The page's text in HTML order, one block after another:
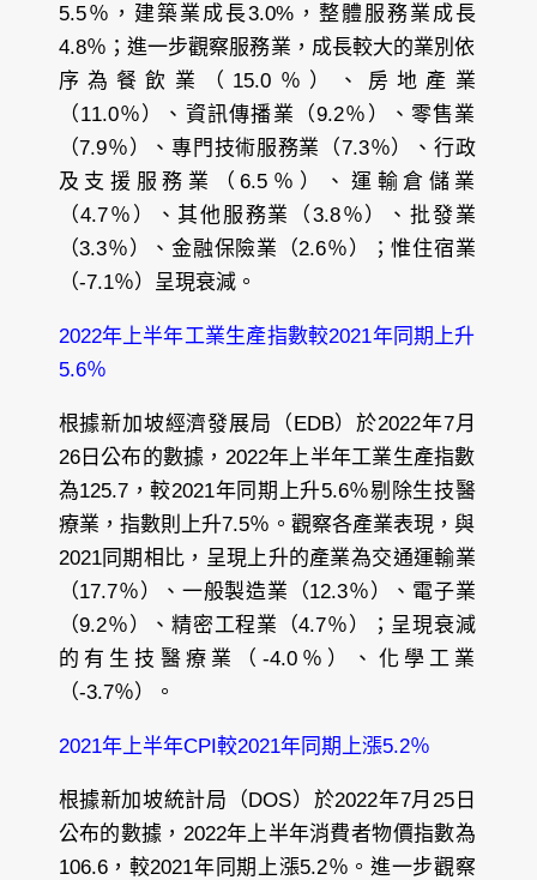
5.5％，建築業成長3.0%，整體服務業成長
4.8％；進一步觀察服務業，成長較大的業別依
序為餐飲業（15.0％）、房地產業
（11.0％）、資訊傳播業（9.2％）、零售業
（7.9％）、專門技術服務業（7.3％）、行政
及支援服務業（6.5％）、運輸倉儲業
（4.7％）、其他服務業（3.8％）、批發業
（3.3％）、金融保險業（2.6％）；惟住宿業
（-7.1％）呈現衰減。
2022年上半年工業生產指數較2021年同期上升
5.6％
根據新加坡經濟發展局（EDB）於2022年7月
26日公布的數據，2022年上半年工業生產指數
為125.7，較2021年同期上升5.6％剔除生技醫
療業，指數則上升7.5％。觀察各產業表現，與
2021同期相比，呈現上升的產業為交通運輸業
（17.7％）、一般製造業（12.3％）、電子業
（9.2％）、精密工程業（4.7％）；呈現衰減
的有生技醫療業（-4.0％）、化學工業
（-3.7％）。
2021年上半年CPI較2021年同期上漲5.2％
根據新加坡統計局（DOS）於2022年7月25日
公布的數據，2022年上半年消費者物價指數為
106.6，較2021年同期上漲5.2％。進一步觀察